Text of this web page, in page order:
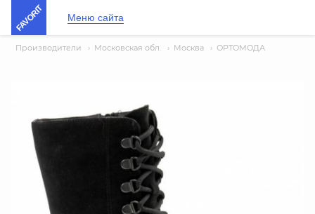
FAVORIT Меню сайта
Производители › Московская обл. › Москва › ОРТОМОДА